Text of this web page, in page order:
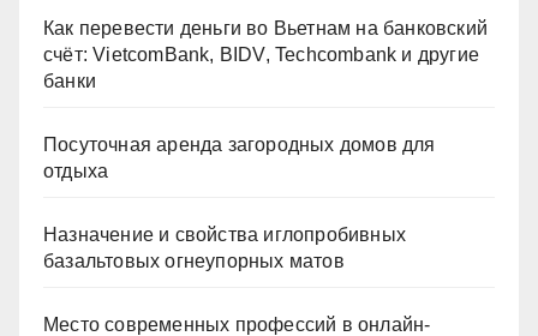
Как перевести деньги во Вьетнам на банковский
счёт: VietcomBank, BIDV, Techcombank и другие
банки
Посуточная аренда загородных домов для
отдыха
Назначение и свойства иглопробивных
базальтовых огнеупорных матов
Место современных профессий в онлайн-